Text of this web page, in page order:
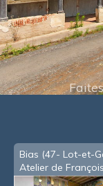
Bias (47- Lot-et-
Atelier de
au moment de la